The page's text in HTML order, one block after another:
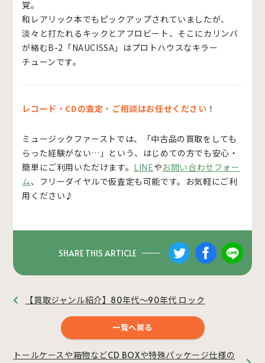
覚。
和レアリック本でもピックアップされていましたが、
淡々と打たれるキックとアフロビート、そこにカリンバ
が絡むB-2「NAUCISSA」はプロトハウスなキラー
チューンです。
レコード・CDの査定・ご相談はお任せください ！
ミュージックファーストでは、「中古品の買取をしても
らった経験がない…」という、はじめての方でも安心・
簡単にご利用いただけます。 LINEやお問い合わせフォー
ム、フリーダイヤルで仮査定も可能です。お気軽にご利
用ください♪
SHARE THIS ARTICLE
【買取ジャンル紹介】80年代～90年代 ロック
一覧へ戻る
トールケースや箱物などCD BOXや特殊パッケージ仕様の